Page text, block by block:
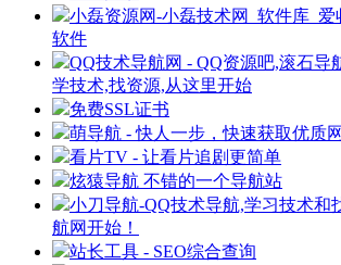
小磊资源网-小磊技术网_软件库_
软件
QQ技术导航网 - QQ资源吧,滚石导
学技术,找资源,从这里开始
免费SSL证书
萌导航 - 快人一步，快速获取优质
看片TV - 让看片追剧更简单
炫猿导航 不错的一个导航站
小刀导航-QQ技术导航,学习技术和
航网开始！
站长工具 - SEO综合查询